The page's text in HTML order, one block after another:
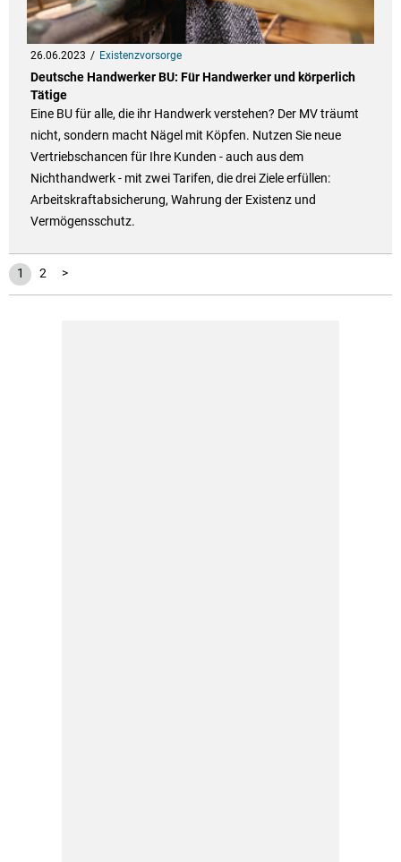
26.06.2023 Existenzvorsorge
Deutsche Handwerker BU: Für Handwerker und körperlich
Tätige
Eine BU für alle, die ihr Handwerk verstehen? Der MV träumt
nicht, sondern macht Nägel mit Köpfen. Nutzen Sie neue
Vertriebschancen für Ihre Kunden - auch aus dem
Nichthandwerk - mit zwei Tarifen, die drei Ziele erfüllen:
Arbeitskraftabsicherung, Wahrung der Existenz und
Vermögensschutz.
1 2 >